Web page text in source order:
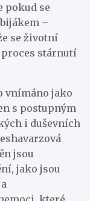
pokud se
–
se životní
stárnutí
vnímáno jako
s postupným
i duševních
jsou
jako jsou